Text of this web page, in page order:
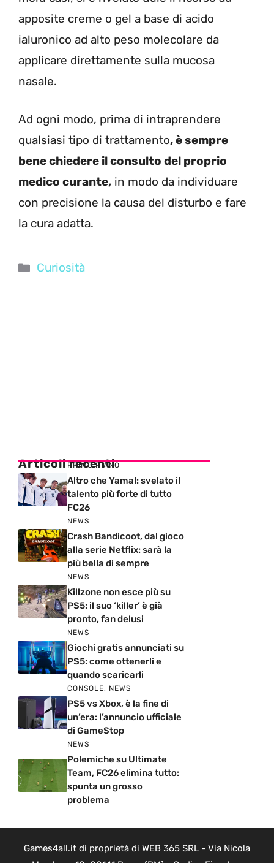
apposite creme o gel a base di acido
ialuronico ad alto peso molecolare da
applicare direttamente sulla mucosa
nasale.
Ad ogni modo, prima di intraprendere
qualsiasi tipo di trattamento, è sempre
bene chiedere il consulto del proprio
medico curante, in modo da individuare
con precisione la causa del disturbo e fare
la cura adatta.
Categorie
Curiosità
Articoli recenti
PRIMO PIANO
Altro che Yamal: svelato il
talento più forte di tutto
FC26
NEWS
Crash Bandicoot, dal gioco
alla serie Netflix: sarà la
più bella di sempre
NEWS
Killzone non esce più su
PS5: il suo ‘killer’ è già
pronto, fan delusi
NEWS
Giochi gratis annunciati su
PS5: come ottenerli e
quando scaricarli
CONSOLE, NEWS
PS5 vs Xbox, è la fine di
un’era: l’annuncio ufficiale
di GameStop
NEWS
Polemiche su Ultimate
Team, FC26 elimina tutto:
spunta un grosso
problema
Games4all.it di proprietà di WEB 365 SRL - Via Nicola